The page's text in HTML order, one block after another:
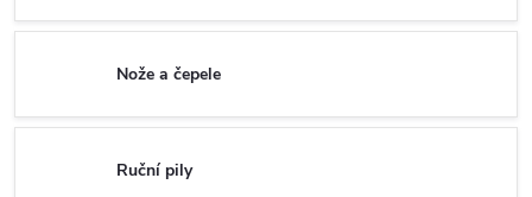
Nože a čepele
Ruční pily